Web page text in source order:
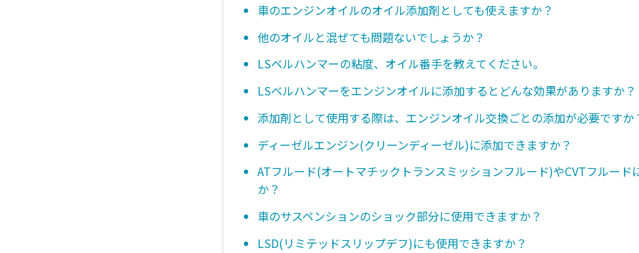
車のエンジンオイルのオイル添加剤としても使えますか？
他のオイルと混ぜても問題ないでしょうか？
LSベルハンマーの粘度、オイル番手を教えてください。
LSベルハンマーをエンジンオイルに添加するとどんな効果がありますか？
添加剤として使用する際は、エンジンオイル交換ごとの添加が必要ですか
ディーゼルエンジン(クリーンディーゼル)に添加できますか？
ATフルード(オートマチックトランスミッションフルード)やCVTフルード
か？
車のサスペンションのショック部分に使用できますか？
LSD(リミテッドスリップデフ)にも使用できますか？